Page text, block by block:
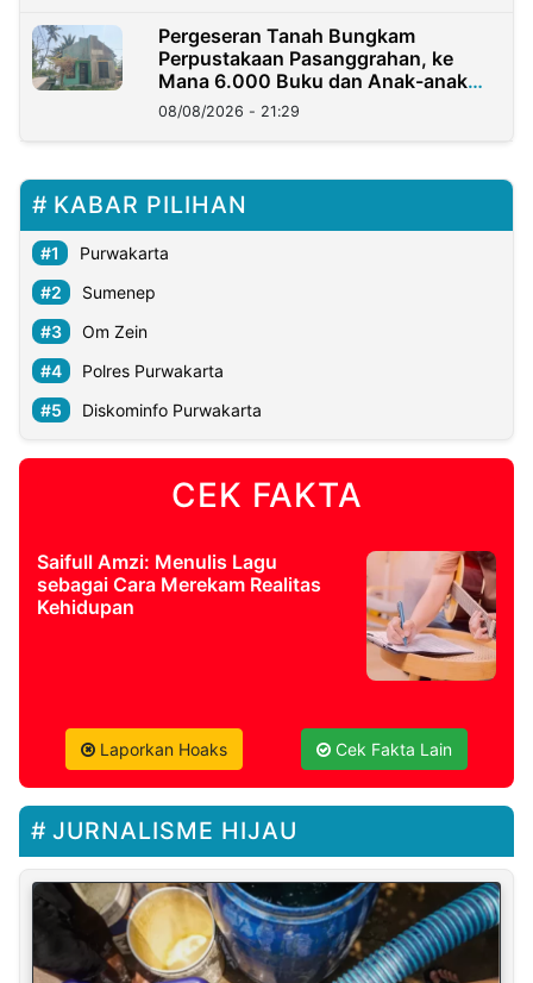
Pergeseran Tanah Bungkam
Perpustakaan Pasanggrahan, ke
Mana 6.000 Buku dan Anak-anak
Kini?
08/08/2026 - 21:29
KABAR PILIHAN
Purwakarta
Sumenep
Om Zein
Polres Purwakarta
Diskominfo Purwakarta
CEK FAKTA
Saifull Amzi: Menulis Lagu
sebagai Cara Merekam Realitas
Kehidupan
Laporkan Hoaks Cek Fakta Lain
JURNALISME HIJAU